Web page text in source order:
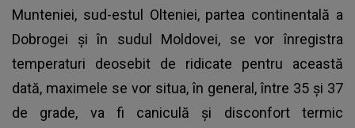
Munteniei, sud-estul Olteniei, partea continentală a
Dobrogei şi în sudul Moldovei, se vor înregistra
temperaturi deosebit de ridicate pentru această
dată, maximele se vor situa, în general, între 35 şi 37
de grade, va fi caniculă şi disconfort termic